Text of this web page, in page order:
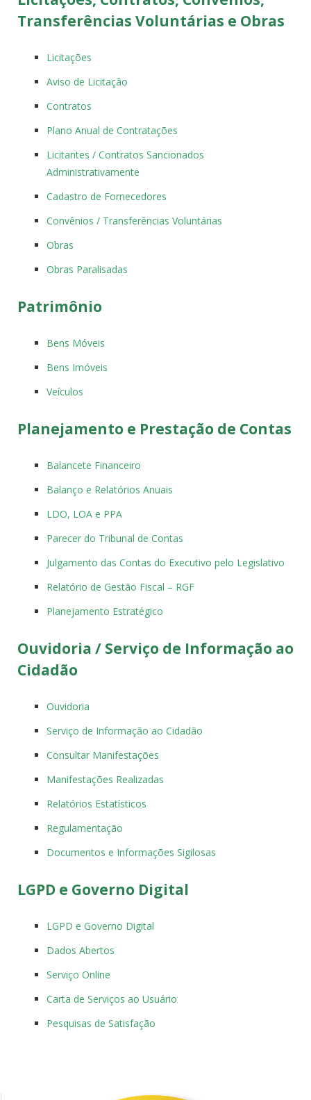
Transferências Voluntárias e Obras
Licitações
Aviso de Licitação
Contratos
Plano Anual de Contratações
Licitantes / Contratos Sancionados
Administrativamente
Cadastro de Fornecedores
Convênios / Transferências Voluntárias
Obras
Obras Paralisadas
Patrimônio
Bens Móveis
Bens Imóveis
Veículos
Planejamento e Prestação de Contas
Balancete Financeiro
Balanço e Relatórios Anuais
LDO, LOA e PPA
Parecer do Tribunal de Contas
Julgamento das Contas do Executivo pelo Legislativo
Relatório de Gestão Fiscal – RGF
Planejamento Estratégico
Ouvidoria / Serviço de Informação ao
Cidadão
Ouvidoria
Serviço de Informação ao Cidadão
Consultar Manifestações
Manifestações Realizadas
Relatórios Estatísticos
Regulamentação
Documentos e Informações Sigilosas
LGPD e Governo Digital
LGPD e Governo Digital
Dados Abertos
Serviço Online
Carta de Serviços ao Usuário
Pesquisas de Satisfação